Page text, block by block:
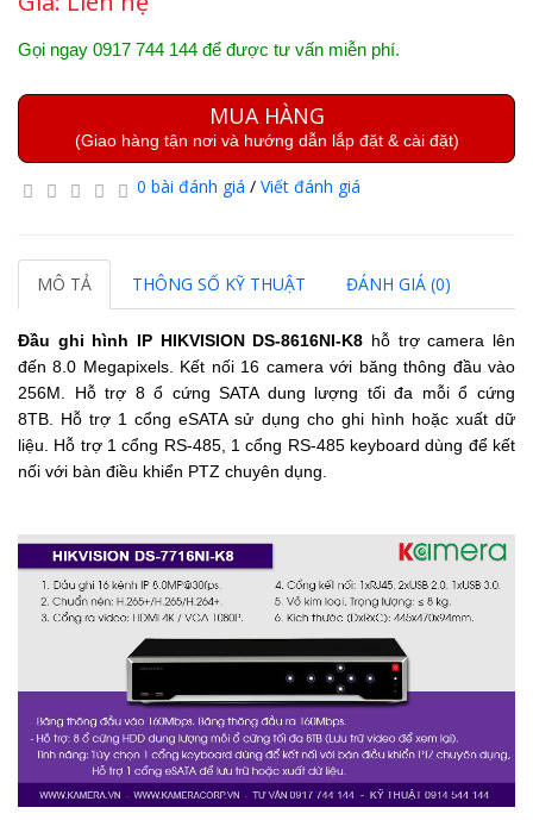
Gọi ngay 0917 744 144 để được tư vấn miễn phí.
MUA HÀNG
(Giao hàng tận nơi và hướng dẫn lắp đặt & cài đặt)
0 bài đánh giá / Viết đánh giá
MÔ TẢ THÔNG SỐ KỸ THUẬT ĐÁNH GIÁ (0)
Đầu ghi hình IP HIKVISION DS-8616NI-K8 hỗ trợ camera lên
đến 8.0 Megapixels. Kết nối 16 camera với băng thông đầu vào
256M. Hỗ trợ 8 ổ cứng SATA dung lượng tối đa mỗi ổ cứng
8TB. Hỗ trợ 1 cổng eSATA sử dụng cho ghi hình hoặc xuất dữ
liệu. Hỗ trợ 1 cổng RS-485, 1 cổng RS-485 keyboard dùng để kết
nối với bàn điều khiển PTZ chuyên dụng.